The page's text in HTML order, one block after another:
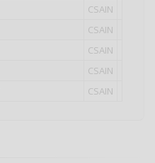
CSAIN
CSAIN
CSAIN
CSAIN
CSAIN